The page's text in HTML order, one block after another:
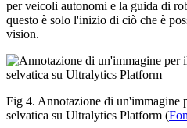
per veicoli autonomi e la guida di
questo è solo l'inizio di ciò che è
vision.
Fig 4. Annotazione di un'immagine
selvatica su Ultralytics Platform (